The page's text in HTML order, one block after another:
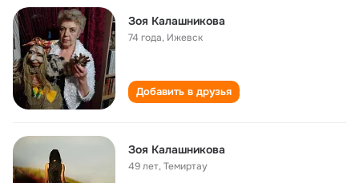
Зоя Калашникова
74 года, Ижевск
Добавить в друзья
Зоя Калашникова
49 лет,Темиртау